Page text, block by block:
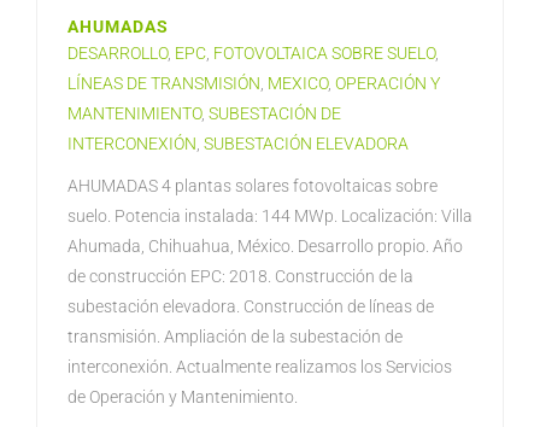
AHUMADAS
DESARROLLO, EPC FOTOVOLTAICA SOBRE SUELO,
LÍNEAS DE TRANSMISIÓN MEXICO, OPERACIÓN Y
MANTENIMIENTO, SUBESTACIÓN DE
INTERCONEXIÓN SUBESTACIÓN ELEVADORA
AHUMADAS 4 plantas solares fotovoltaicas sobre
suelo. Potencia instalada: 144 MWp. Localización: Villa
Ahumada, Chihuahua, México. Desarrollo propio. Año
de construcción EPC: 2018. Construcción de la
subestación elevadora. Construcción de líneas de
transmisión. Ampliación de la subestación de
interconexión. Actualmente realizamos los Servicios
de Operación y Mantenimiento.